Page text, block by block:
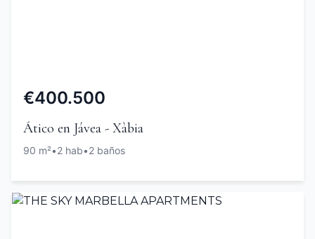
€400.500
Ático en Jávea - Xàbia
90 m²•2 hab•2 baños